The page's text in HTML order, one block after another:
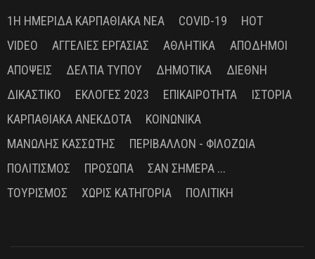
1Η ΗΜΕΡΊΔΑ ΚΑΡΠΑΘΙΑΚΆ ΝΈΑ COVID-19
HOT
VIDEO
ΑΓΓΕΛΊΕΣ ΕΡΓΑΣΊΑΣ ΑΘΛΗΤΙΚΆ
ΑΠΌΔΗΜΟΙ
ΑΠΌΨΕΙΣ
ΔΕΛΤΊΑ ΤΎΠΟΥ ΔΗΜΟΤΙΚΆ
ΔΙΕΘΝΉ
ΔΙΚΑΣΤΙΚΌ
ΕΚΛΟΓΈΣ 2023 ΕΠΙΚΑΙΡΌΤΗΤΑ
ΙΣΤΟΡΊΑ
ΚΑΡΠΑΘΙΑΚΆ ΑΝΈΚΔΟΤΑ
ΚΟΙΝΩΝΙΚΆ
ΜΑΝΏΛΗΣ ΚΑΣΣΏΤΗΣ
ΠΕΡΙΒΆΛΛΟΝ - ΦΙΛΟΖΩΊΑ
ΠΟΛΙΤΙΣΜΌΣ
ΠΡΌΣΩΠΑ
ΣΑΝ ΣΉΜΕΡΑ ...
ΤΟΥΡΙΣΜΌΣ
ΧΩΡΊΣ ΚΑΤΗΓΟΡΊΑ ΠΟΛΙΤΙΚΉ